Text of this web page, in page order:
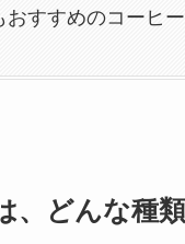
おすすめのコーヒ
、どんな種